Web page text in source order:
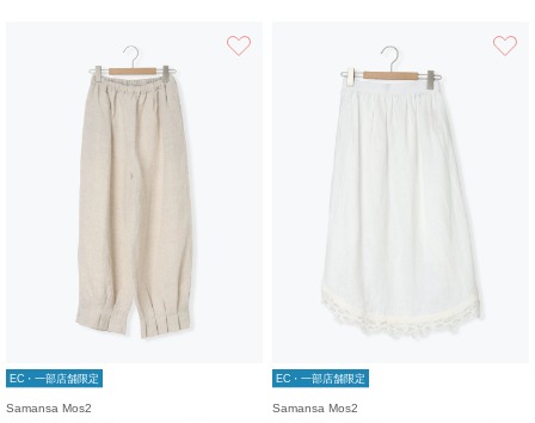
EC・一部店舗限定
Samansa Mos2
EC・一部店舗限定
Samansa Mos2